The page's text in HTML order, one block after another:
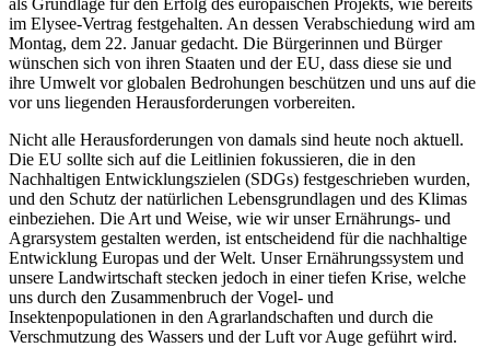
im Elysee-Vertrag festgehalten. An dessen Verabschiedung wird am
Montag, dem 22. Januar gedacht. Die Bürgerinnen und Bürger
wünschen sich von ihren Staaten und der EU, dass diese sie und
ihre Umwelt vor globalen Bedrohungen beschützen und uns auf die
vor uns liegenden Herausforderungen vorbereiten.
Nicht alle Herausforderungen von damals sind heute noch aktuell.
Die EU sollte sich auf die Leitlinien fokussieren, die in den
Nachhaltigen Entwicklungszielen (SDGs) festgeschrieben wurden,
und den Schutz der natürlichen Lebensgrundlagen und des Klimas
einbeziehen. Die Art und Weise, wie wir unser Ernährungs- und
Agrarsystem gestalten werden, ist entscheidend für die nachhaltige
Entwicklung Europas und der Welt. Unser Ernährungssystem und
unsere Landwirtschaft stecken jedoch in einer tiefen Krise, welche
uns durch den Zusammenbruch der Vogel- und
Insektenpopulationen in den Agrarlandschaften und durch die
Verschmutzung des Wassers und der Luft vor Auge geführt wird.